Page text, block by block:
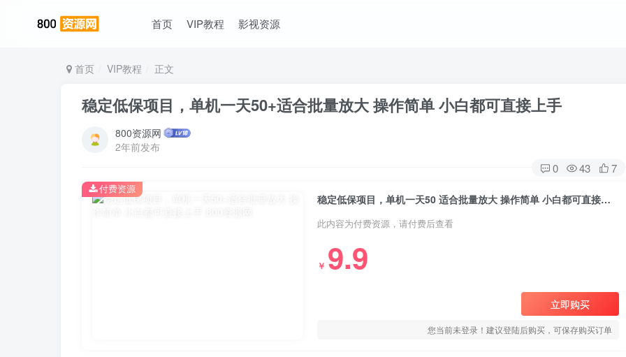
首页 VIP教程 影视资源
首页 VIP教程 正文
稳定低保项目，单机一天50+适合批量放大 操作简单 小白都可直接上手
800资源网
2年前发布
0 43 7
稳定低保项目，单机一天50 适合批量放大 操作简单 小白都可直接上手
此内容为付费资源，请付费后查看
￥ 9.9
立即购买
您当前未登录！建议登陆后购买，可保存购买订单
付费资源